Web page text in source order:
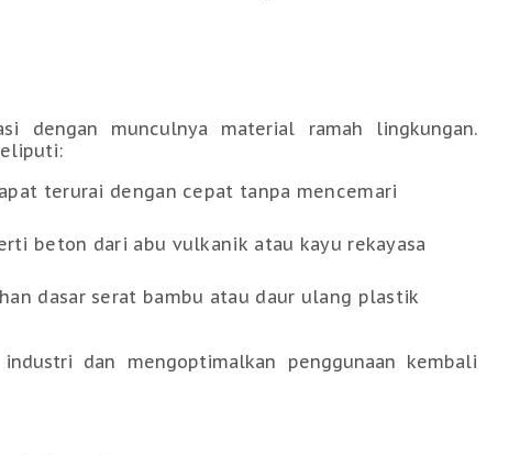
dengan munculnya material ramah lingkungan.
terurai dengan cepat tanpa mencemari
beton dari abu vulkanik atau kayu rekayasa
dasar serat bambu atau daur ulang plastik
dan mengoptimalkan penggunaan kembali